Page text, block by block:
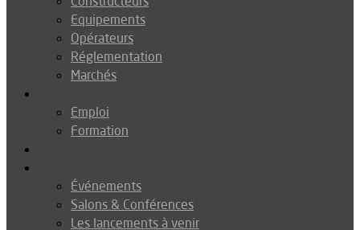
Equipements
Opérateurs
Réglementation
Marchés
Emploi
Formation
Événements
Salons & Conférences
Les lancements à venir